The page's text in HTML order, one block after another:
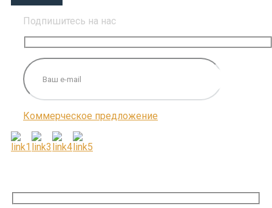
Подпишитесь на нас
Коммерческое предложение